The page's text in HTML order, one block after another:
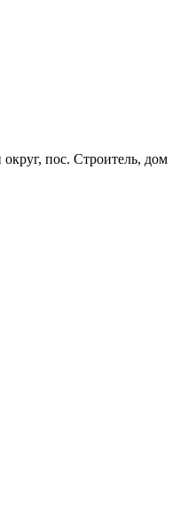
пос. Строитель, дом